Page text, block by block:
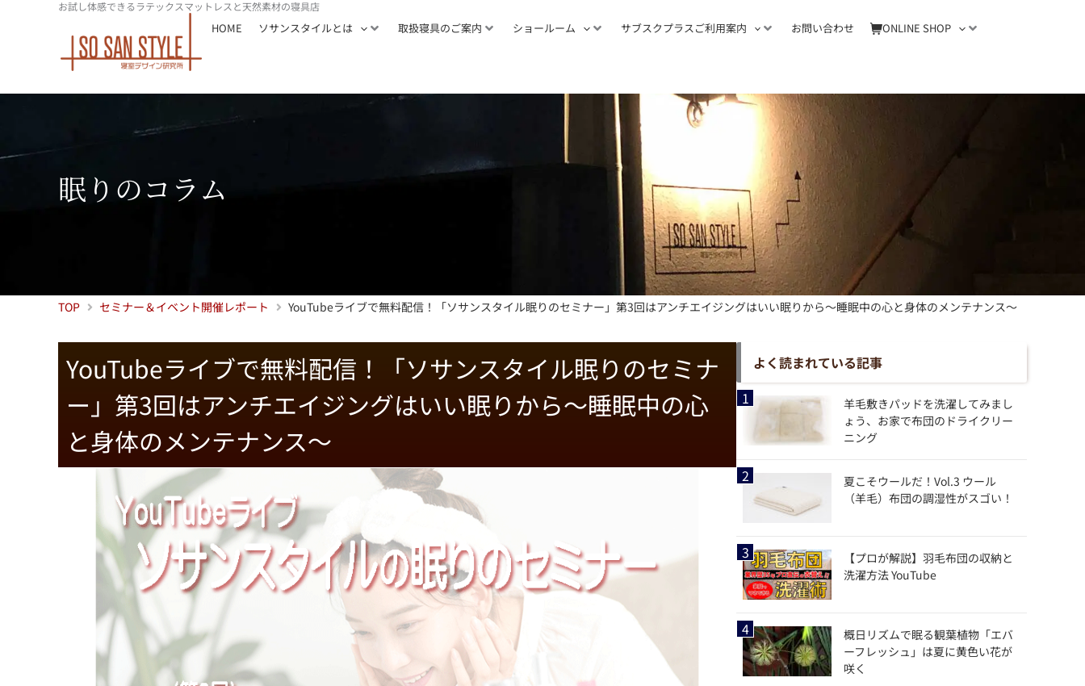
お試し体感できるラテックスマットレスと天然素材の寝具店
HOME ソサンスタイルとは 取扱寝具のご案内 ショールーム サブスクプラスご利用案内 お問い合わせ ONLINE SHOP
眠りのコラム
TOP セミナー＆イベント開催レポート YouTubeライブで無料配信！「ソサンスタイル眠りのセミナー」第3回はアンチエイジングはいい眠りから～睡眠中の心と身体のメンテナンス～
YouTubeライブで無料配信！「ソサンスタイル眠りのセミナ
ー」第3回はアンチエイジングはいい眠りから～睡眠中の心
と身体のメンテナンス～
よく読まれている記事
羊毛敷きパッドを洗濯してみまし
ょう、お家で布団のドライクリー
ニング
夏こそウールだ！Vol.3 ウール
（羊毛）布団の調湿性がスゴい！
【プロが解説】羽毛布団の収納と
洗濯方法 YouTube
概日リズムで眠る観葉植物「エバ
ーフレッシュ」は夏に黄色い花が
咲く